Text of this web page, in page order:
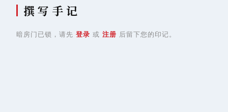
撰 写 手 记
暗房门已锁，请先 登录 或 注册 后留下您的印记。